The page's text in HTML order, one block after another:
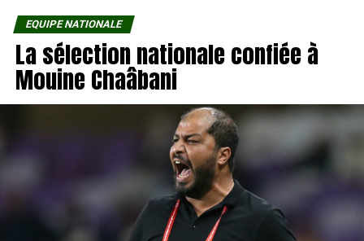
EQUIPE NATIONALE
La sélection nationale confiée à
Mouine Chaâbani